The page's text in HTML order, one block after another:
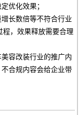
优化效果；
长数倍等不符合行业
，效果释放需要合理
容改装行业的推广内
合规内容会给企业带